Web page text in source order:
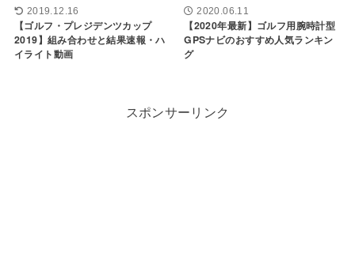
2019.12.16
【ゴルフ・プレジデンツカップ
2019】組み合わせと結果速報・ハ
イライト動画
2020.06.11
【2020年最新】ゴルフ用腕時計型
GPSナビのおすすめ人気ランキン
グ
スポンサーリンク